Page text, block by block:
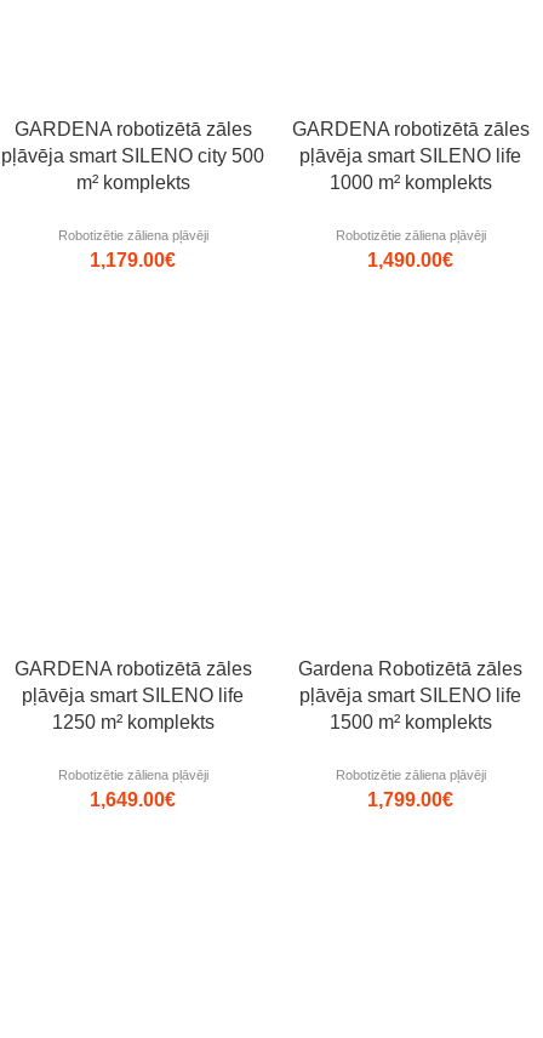
GARDENA robotizētā zāles
pļāvēja smart SILENO city 500
m² komplekts
Robotizētie zāliena pļāvēji
1,179.00€
GARDENA robotizētā zāles
pļāvēja smart SILENO life
1000 m² komplekts
Robotizētie zāliena pļāvēji
1,490.00€
GARDENA robotizētā zāles
pļāvēja smart SILENO life
1250 m² komplekts
Robotizētie zāliena pļāvēji
1,649.00€
Gardena Robotizētā zāles
pļāvēja smart SILENO life
1500 m² komplekts
Robotizētie zāliena pļāvēji
1,799.00€